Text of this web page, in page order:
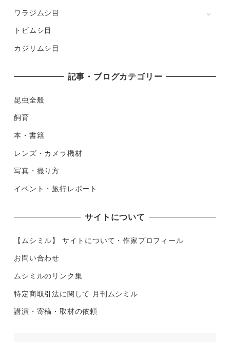
ワラジムシ目
トビムシ目
カジリムシ目
記事・ブログカテゴリー
昆虫全般
飼育
本・書籍
レンズ・カメラ機材
写真・撮り方
イベント・旅行レポート
サイトについて
【ムシミル】 サイトについて・作家プロフィール
お問い合わせ
ムシミルのリンク集
特定商取引法に関して 月刊ムシミル
講演・寄稿・取材の依頼